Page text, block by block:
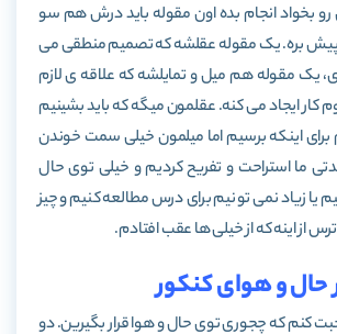
رو بخواد انجام بده اون مقوله باید درش هم سو
پیش بره. یک مقوله عقلشه که تصمیم منطقی می
یک مقوله هم میل و تمایلشه که علاقه ی لازم
کار ایجاد می کنه. عقلمون میگه که باید بشینیم
برای اینکه برسیم اما میلمون خیلی سمت خوندن
ما استراحت و تفریح کردیم و خیلی توی حال
زیاد نمی تونیم برای درس مطالعه کنیم و چیز
از اینه که از خیلی ها عقب افتادم.
حال و هوای کنکور
کنم که چجوری توی حال و هوا قرار بگیرین. دو